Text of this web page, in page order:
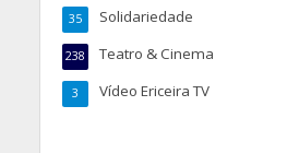
Solidariedade
35
Teatro & Cinema
238
Vídeo Ericeira TV
3